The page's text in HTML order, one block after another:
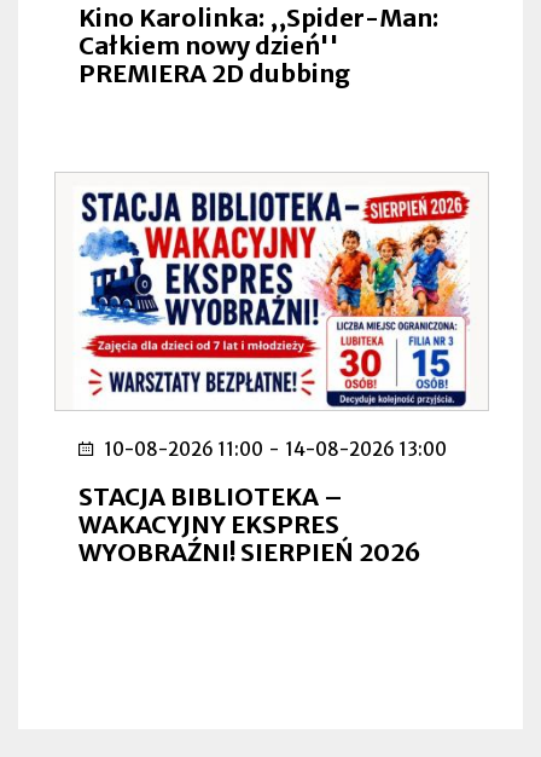
Kino Karolinka: ,,Spider-Man:
Całkiem nowy dzień''
PREMIERA 2D dubbing
10-08-2026 11:00 - 14-08-2026 13:00
STACJA BIBLIOTEKA –
WAKACYJNY EKSPRES
WYOBRAŹNI! SIERPIEŃ 2026